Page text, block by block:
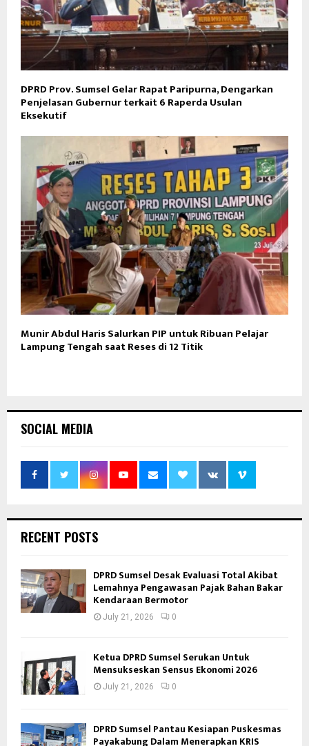
DPRD Prov. Sumsel Gelar Rapat Paripurna, Dengarkan
Penjelasan Gubernur terkait 6 Raperda Usulan
Eksekutif
Munir Abdul Haris Salurkan PIP untuk Ribuan Pelajar
Lampung Tengah saat Reses di 12 Titik
SOCIAL MEDIA
RECENT POSTS
DPRD Sumsel Desak Evaluasi Total Akibat
Lemahnya Pengawasan Pajak Bahan Bakar
Kendaraan Bermotor
July 21, 2026 0
Ketua DPRD Sumsel Serukan Untuk
Mensukseskan Sensus Ekonomi 2026
July 21, 2026 0
DPRD Sumsel Pantau Kesiapan Puskesmas
Payakabung Dalam Menerapkan KRIS